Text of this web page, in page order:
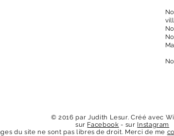
© 2016 par Judith Lesur. Créé avec
sur Facebook - sur Instagram
du site ne sont pas libres de droit. Merci de me